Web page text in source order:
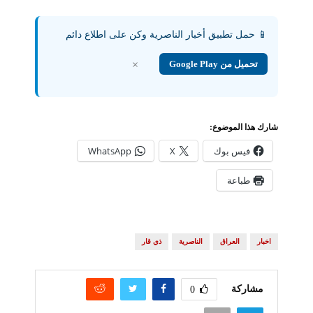
📱 حمل تطبيق أخبار الناصرية وكن على اطلاع دائم
تحميل من Google Play ×
شارك هذا الموضوع:
فيس بوك X
WhatsApp
طباعة
اخبار العراق الناصرية ذي قار
مشاركة 0